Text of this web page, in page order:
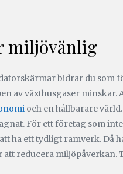
miljövänlig
bidrar du som
av växthusgaser minskar.
och en hållbarare
För ett företag som
ha ett tydligt ramverk. Då
reducera miljöpåverkan.